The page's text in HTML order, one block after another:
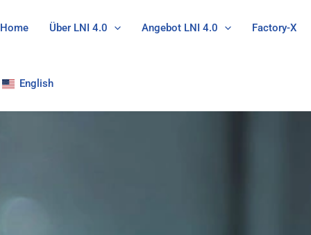
Home Über LNI 4.0 Angebot LNI 4.0 Factory-X
English